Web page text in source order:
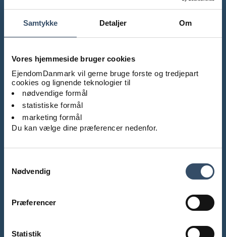
Samtykke Detaljer Om
Vores hjemmeside bruger cookies
EjendomDanmark vil gerne bruge forste og tredjepart
cookies og lignende teknologier til
nødvendige formål
statistiske formål
marketing formål
Du kan vælge dine præferencer nedenfor.
Nødvendig
Præferencer
Statistik
Erhvervslejemål
lovgivning og praksis.